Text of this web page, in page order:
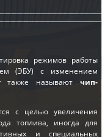
режимов работы
(ЭБУ) с изменением
также называют чип-
с целью увеличения
топлива, иногда для
и специальных